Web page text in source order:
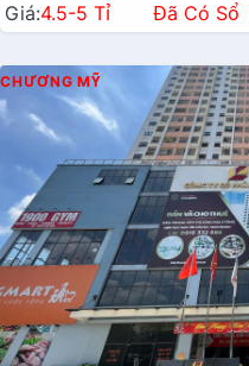
Giá:4.5-5 Tỉ Đã Có Sổ
CHƯƠNG MỸ